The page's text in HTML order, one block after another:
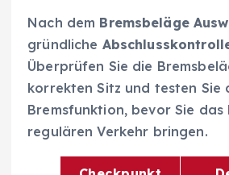
Nach dem Bremsbeläge
gründliche
Überprüfen Sie die
korrekten Sitz und testen Sie
Bremsfunktion, bevor Sie das
regulären Verkehr bringen.